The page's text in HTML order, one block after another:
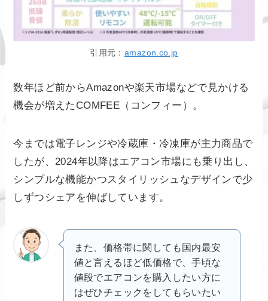
引用元： amazon.co.jp
数年ほど前からAmazonや楽天市場などで見かける
機会が増えたCOMFEE（コンフィー）。
今までは電子レンジや冷蔵庫・冷凍庫が主力商品で
したが、2024年以降はエアコン市場にも乗り出し、
シンプルな機能かつスタイリッシュなデザインで少
しずつシェアを伸ばしています。
また、価格帯に関しても国内最安
値と言えるほど低価格で、手頃な
値段でエアコンを購入したい方に
はぜひチェックをしてもらいたい